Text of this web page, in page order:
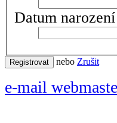
Datum narození
Registrovat nebo Zrušit
e-mail